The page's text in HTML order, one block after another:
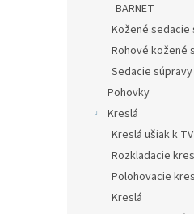
BARNET
Kožené sedacie
Rohové kožené
Sedacie súpravy
Pohovky
Kreslá
Kreslá ušiak k TV
Rozkladacie
Polohovacie
Kreslá